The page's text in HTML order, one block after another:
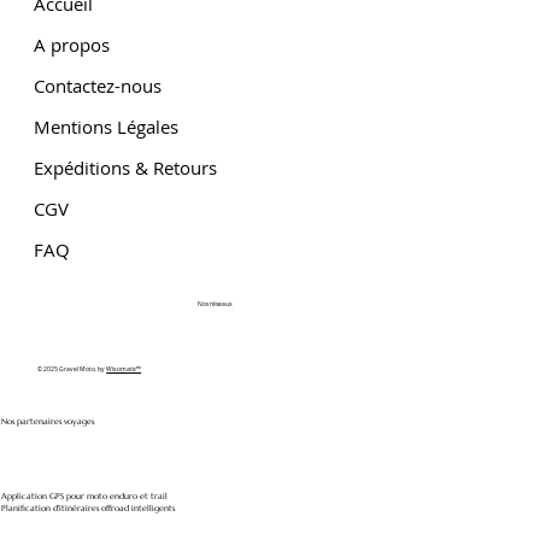
A propos
Contactez-nous
Mentions Légales
Expéditions & Retours
CGV
FAQ
Nos partenaires voyages
Application GPS pour moto enduro et trail
Planification d'itinéraires offroad intelligents
© 2025 Gravel Moto. byWixomatic™
Nos réseaux